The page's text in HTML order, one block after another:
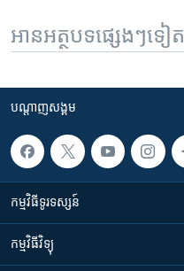
អានអត្ថបទផ្សេងៗទៀត
បណ្តាញ​សង្គម
កម្មវិធី​ទូរទស្សន៍
កម្មវិធី​វិទ្យុ